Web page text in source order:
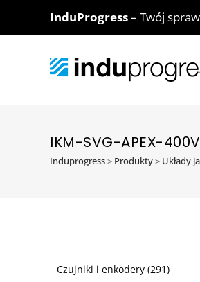
InduProgress– Twój
IKM-SVG-APEX-
Induprogress> Produkty> Układy
Czujniki i enkodery (291)